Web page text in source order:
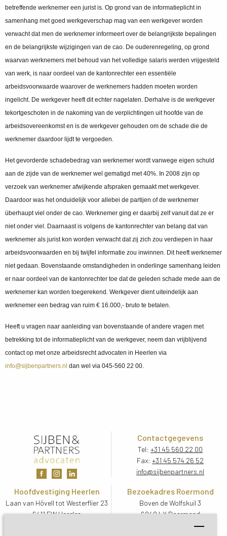
betreffende werknemer een jurist is. Op grond van de informatieplicht in
samenhang met goed werkgeverschap mag van een werkgever worden
verwacht dat men de werknemer informeert over de belangrijkste bepalingen
en de belangrijkste wijzigingen van de cao. De ouderenregeling, op grond
waarvan werknemers met behoud van het volledige salaris werden vrijgesteld
van werk, is naar oordeel van de kantonrechter een essentiële
arbeidsvoorwaarde waarover de werknemers hadden moeten worden
ingelicht. De werkgever heeft dit echter nagelaten. Derhalve is de werkgever
tekortgeschoten in de nakoming van de verplichtingen uit hoofde van de
arbeidsovereenkomst en is de werkgever gehouden om de schade die de
werknemer daardoor lijdt te vergoeden.
Het gevorderde schadebedrag van werknemer wordt vanwege eigen schuld
aan de zijde van de werknemer wel gematigd met 40%. In 2008 zijn op
verzoek van werknemer afwijkende afspraken gemaakt met werkgever.
Daardoor was het onduidelijk voor allebei de partijen of de werknemer
überhaupt viel onder de cao. Werknemer ging er daarbij zelf vanuit dat ze er
niet onder viel. Daarnaast is volgens de kantonrechter van belang dat van
werknemer als jurist kon worden verwacht dat zij zich zou verdiepen in haar
arbeidsvoorwaarden en bij twijfel informatie zou inwinnen. Dit heeft werknemer
niet gedaan. Bovenstaande omstandigheden in onderlinge samenhang leiden
er naar oordeel van de kantonrechter toe dat de geleden schade mede aan de
werknemer kan worden toegerekend. Werkgever dient uiteindelijk aan
werknemer een bedrag van ruim € 16.000,- bruto te betalen.
Heeft u vragen naar aanleiding van bovenstaande of andere vragen met
betrekking tot de informatieplicht van de werkgever, neem dan vrijblijvend
contact op met onze arbeidsrecht advocaten in Heerlen via
info@sijbenpartners.nl dan wel via 045-560 22 00.
Contactgegevens
Tel: +31 45 560 22 00
Fax: +31 45 574 26 52
info@sijbenpartners.nl
Hoofdvestiging Heerlen
Laan van Hövell tot Westerflier 23
6411 EW Heerlen
Bezoekadres Roermond
Boven de Wolfskuil 3
6049 LX Roermond
Routebeschrijving